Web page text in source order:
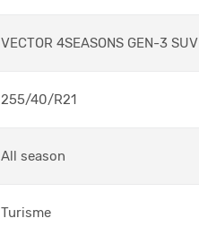
VECTOR 4SEASONS GEN-3 SUV
255/40/R21
All season
Turisme